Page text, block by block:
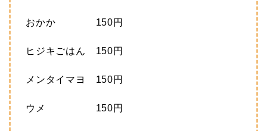
おかか 150円
ヒジキごはん 150円
メンタイマヨ 150円
ウメ 150円